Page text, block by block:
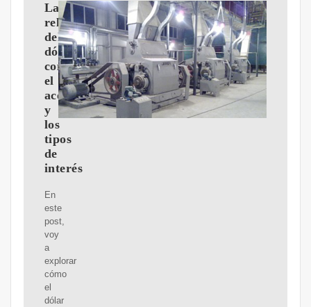
La
relación
del
dólar
con
el
aceite
y
los
tipos
de
interés
En
este
post,
voy
a
explorar
cómo
el
dólar